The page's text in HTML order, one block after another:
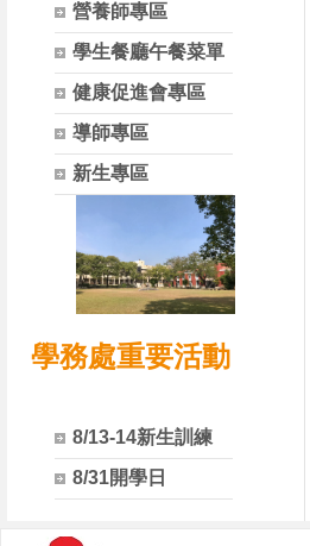
營養師專區
學生餐廳午餐菜單
健康促進會專區
導師專區
新生專區
學務處重要活動
8/13-14新生訓練
8/31開學日